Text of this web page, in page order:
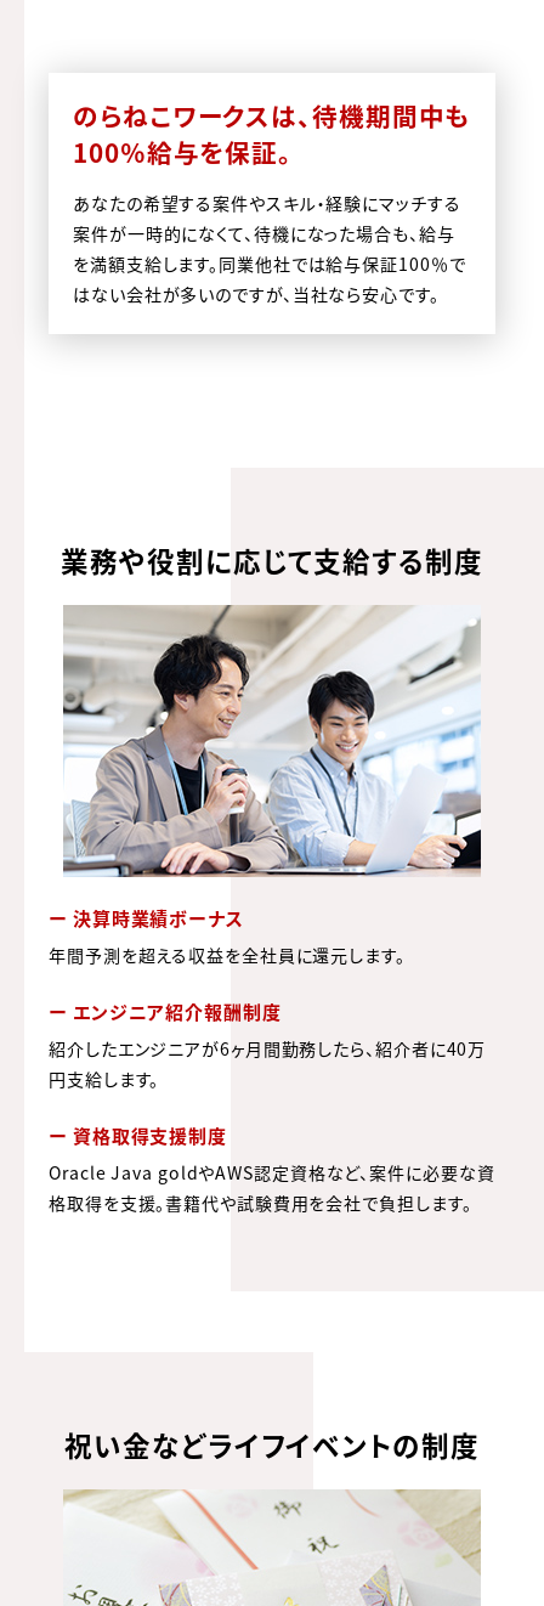
のらねこワークスは、待機期間中も
100％給与を保証。
あなたの希望する案件やスキル・経験にマッチする
案件が一時的になくて、待機になった場合も、給与
を満額支給します。同業他社では給与保証100％で
はない会社が多いのですが、当社なら安心です。
業務や役割に応じて支給する制度
ー 決算時業績ボーナス
年間予測を超える収益を全社員に還元します。
ー エンジニア紹介報酬制度
紹介したエンジニアが6ヶ月間勤務したら、紹介者に40万
円支給します。
ー 資格取得支援制度
Oracle Java goldやAWS認定資格など、案件に必要な資
格取得を支援。書籍代や試験費用を会社で負担します。
祝い金などライフイベントの制度